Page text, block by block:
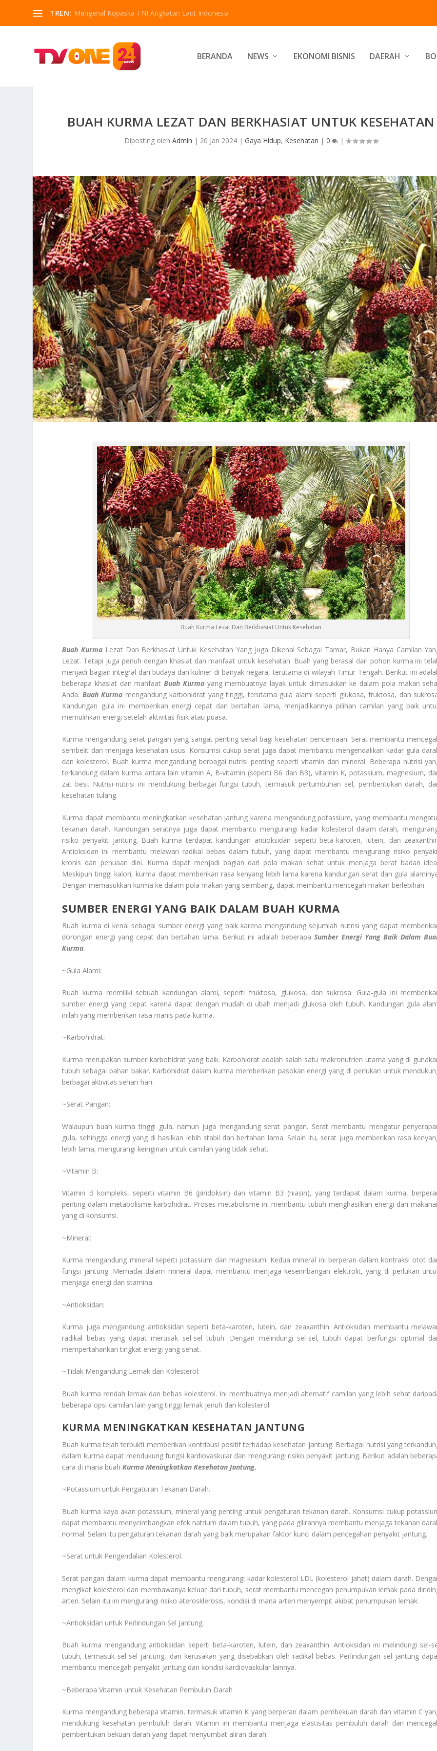
TREN: Mengenal Kopaska TNI Angkatan Laut Indonesia
BERANDA NEWS EKONOMI BISNIS DAERAH
BUAH KURMA LEZAT DAN BERKHASIAT UNTUK KESEHATAN
Diposting oleh Admin | 20 Jan 2024| Gaya Hidup, Kesehatan | 0 |
Buah Kurma Lezat Dan Berkhasiat Untuk Kesehatan
Buah Kurma Lezat Dan Berkhasiat Untuk Kesehatan Yang Juga Dikenal Sebagai Tamar, Bukan Hanya Camilan
Lezat. Tetapi juga penuh dengan khasiat dan manfaat untuk kesehatan. Buah yang berasal dari pohon kurma ini
menjadi bagian integral dari budaya dan kuliner di banyak negara, terutama di wilayah Timur Tengah. Berikut ini
beberapa khasiat dan manfaatBuah Kurmayang membuatnya layak untuk dimasukkan ke dalam pola makan
Anda. Buah Kurma mengandung karbohidrat yang tinggi, terutama gula alami seperti glukosa, fruktosa, dan
Kandungan gula ini memberikan energi cepat dan bertahan lama, menjadikannya pilihan camilan yang baik
memulihkan energi setelah aktivitas fisik atau puasa.
Kurma mengandung serat pangan yang sangat penting sekal bagi kesehatan pencernaan. Serat membantu
sembelit dan menjaga kesehatan usus. Konsumsi cukup serat juga dapat membantu mengendalikan kadar gula
dan kolesterol. Buah kurma mengandung berbagai nutrisi penting seperti vitamin dan mineral. Beberapa nutrisi
terkandung dalam kurma antara lain vitamin A, B-vitamin (seperti B6 dan B3), vitamin K, potassium, magnesium,
zat besi. Nutrisi-nutrisi ini mendukung berbagai fungsi tubuh, termasuk pertumbuhan sel, pembentukan darah,
kesehatan tulang.
Kurma dapat membantu meningkatkan kesehatan jantung karena mengandung potassium, yang membantu
tekanan darah. Kandungan seratnya juga dapat membantu mengurangi kadar kolesterol dalam darah,
risiko penyakit jantung. Buah kurma terdapat kandungan antioksidan seperti beta-karoten, lutein, dan
Antioksidan ini membantu melawan radikal bebas dalam tubuh, yang dapat membantu mengurangi risiko
kronis dan penuaan dini. Kurma dapat menjadi bagian dari pola makan sehat untuk menjaga berat badan
Meskipun tinggi kalori, kurma dapat memberikan rasa kenyang lebih lama karena kandungan serat dan gula
Dengan memasukkan kurma ke dalam pola makan yang seimbang, dapat membantu mencegah makan berlebihan.
SUMBER ENERGI YANG BAIK DALAM BUAH KURMA
Buah kurma di kenal sebagai sumber energi yang baik karena mengandung sejumlah nutrisi yang dapat
dorongan energi yang cepat dan bertahan lama. Berikut ini adalah beberapaSumber Energi Yang Baik Dalam
Kurma.
~Gula Alami:
Buah kurma memiliki sebuah kandungan alami, seperti fruktosa, glukosa, dan sukrosa. Gula-gula ini
sumber energi yang cepat karena dapat dengan mudah di ubah menjadi glukosa oleh tubuh. Kandungan gula
inilah yang memberikan rasa manis pada kurma.
~Karbohidrat:
Kurma merupakan sumber karbohidrat yang baik. Karbohidrat adalah salah satu makronutrien utama yang di
tubuh sebagai bahan bakar. Karbohidrat dalam kurma memberikan pasokan energi yang di perlukan untuk
berbagai aktivitas sehari-hari.
~Serat Pangan:
Walaupun buah kurma tinggi gula, namun juga mengandung serat pangan. Serat membantu mengatur
gula, sehingga energi yang di hasilkan lebih stabil dan bertahan lama. Selain itu, serat juga memberikan rasa
lebih lama, mengurangi keinginan untuk camilan yang tidak sehat.
~Vitamin B:
Vitamin B kompleks, seperti vitamin B6 (piridoksin) dan vitamin B3 (niasin), yang terdapat dalam kurma,
penting dalam metabolisme karbohidrat. Proses metabolisme ini membantu tubuh menghasilkan energi dari
yang di konsumsi.
~Mineral:
Kurma mengandung mineral seperti potassium dan magnesium. Kedua mineral ini berperan dalam kontraksi otot
fungsi jantung. Memadai dalam mineral dapat membantu menjaga keseimbangan elektrolit, yang di perlukan
menjaga energi dan stamina.
~Antioksidan:
Kurma juga mengandung antioksidan seperti beta-karoten, lutein, dan zeaxanthin. Antioksidan membantu
radikal bebas yang dapat merusak sel-sel tubuh. Dengan melindungi sel-sel, tubuh dapat berfungsi optimal
mempertahankan tingkat energi yang sehat.
~Tidak Mengandung Lemak dan Kolesterol:
Buah kurma rendah lemak dan bebas kolesterol. Ini membuatnya menjadi alternatif camilan yang lebih sehat
beberapa opsi camilan lain yang tinggi lemak jenuh dan kolesterol.
KURMA MENINGKATKAN KESEHATAN JANTUNG
Buah kurma telah terbukti memberikan kontribusi positif terhadap kesehatan jantung. Berbagai nutrisi yang
dalam kurma dapat mendukung fungsi kardiovaskular dan mengurangi risiko penyakit jantung. Berikut adalah
cara di mana buahKurma Meningkatkan Kesehatan Jantung.
~Potassium untuk Pengaturan Tekanan Darah.
Buah kurma kaya akan potassium, mineral yang penting untuk pengaturan tekanan darah. Konsumsi cukup
dapat membantu menyeimbangkan efek natrium dalam tubuh, yang pada gilirannya membantu menjaga tekanan
normal. Selain itu pengaturan tekanan darah yang baik merupakan faktor kunci dalam pencegahan penyakit jantung.
~Serat untuk Pengendalian Kolesterol.
Serat pangan dalam kurma dapat membantu mengurangi kadar kolesterol LDL (kolesterol jahat) dalam darah.
mengikat kolesterol dan membawanya keluar dari tubuh, serat membantu mencegah penumpukan lemak pada
arteri. Selain itu ini mengurangi risiko aterosklerosis, kondisi di mana arteri menyempit akibat penumpukan lemak.
~Antioksidan untuk Perlindungan Sel Jantung.
Buah kurma mengandung antioksidan seperti beta-karoten, lutein, dan zeaxanthin. Antioksidan ini melindungi sel-
tubuh, termasuk sel-sel jantung, dari kerusakan yang disebabkan oleh radikal bebas. Perlindungan sel jantung
membantu mencegah penyakit jantung dan kondisi kardiovaskular lainnya.
~Beberapa Vitamin untuk Kesehatan Pembuluh Darah
Kurma mengandung beberapa vitamin, termasuk vitamin K yang berperan dalam pembekuan darah dan vitamin C
mendukung kesehatan pembuluh darah. Vitamin ini membantu menjaga elastisitas pembuluh darah dan
pembentukan bekuan darah yang dapat menyumbat aliran darah.